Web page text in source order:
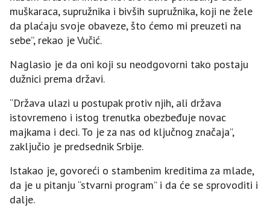
muškaraca, supružnika i bivših supružnika, koji ne žele
da plaćaju svoje obaveze, što ćemo mi preuzeti na
sebe”, rekao je Vučić.
Naglasio je da oni koji su neodgovorni tako postaju
dužnici prema državi.
“Država ulazi u postupak protiv njih, ali država
istovremeno i istog trenutka obezbeđuje novac
majkama i deci. To je za nas od ključnog značaja”,
zaključio je predsednik Srbije.
Istakao je, govoreći o stambenim kreditima za mlade,
da je u pitanju “stvarni program” i da će se sprovoditi i
dalje.